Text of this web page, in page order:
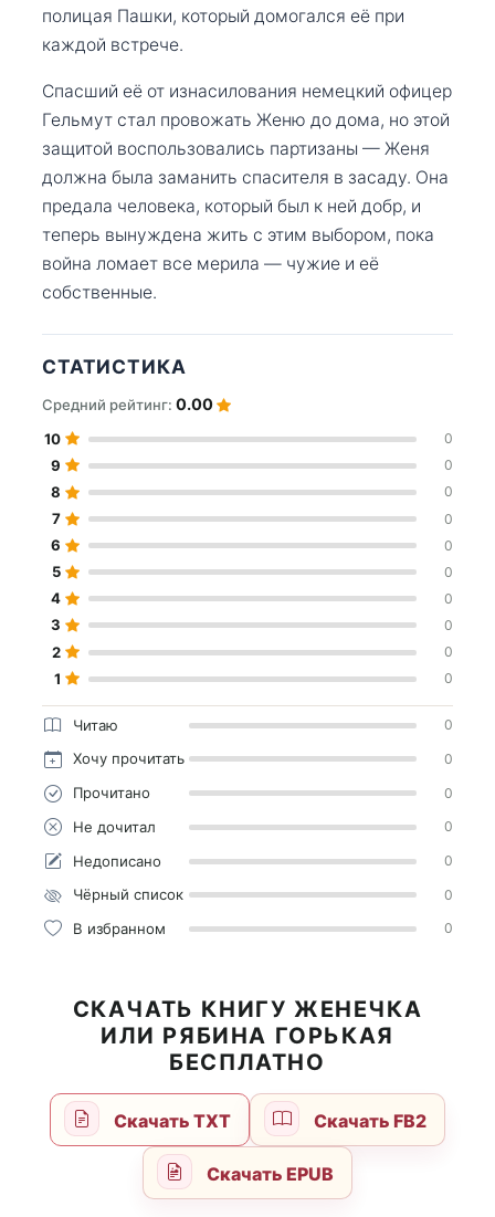
полицая Пашки, который домогался её при
каждой встрече.
Спасший её от изнасилования немецкий офицер
Гельмут стал провожать Женю до дома, но этой
защитой воспользовались партизаны — Женя
должна была заманить спасителя в засаду. Она
предала человека, который был к ней добр, и
теперь вынуждена жить с этим выбором, пока
война ломает все мерила — чужие и её
собственные.
СТАТИСТИКА
Средний рейтинг: 0.00
10 0
9 0
8 0
7 0
6 0
5 0
4 0
3 0
2 0
1 0
Читаю 0
Хочу прочитать 0
Прочитано 0
Не дочитал 0
Недописано 0
Чёрный список 0
В избранном 0
СКАЧАТЬ КНИГУ ЖЕНЕЧКА
ИЛИ РЯБИНА ГОРЬКАЯ
БЕСПЛАТНО
Скачать TXT Скачать FB2
Скачать EPUB